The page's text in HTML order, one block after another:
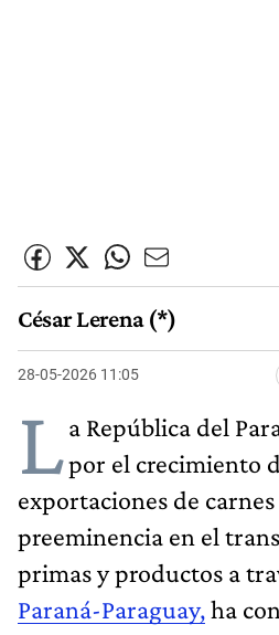
César Lerena (*)
28-05-2026 11:05
La República del
por el crecimiento
exportaciones de
preeminencia en el
primas y productos a
Paraná-Paraguay,ha